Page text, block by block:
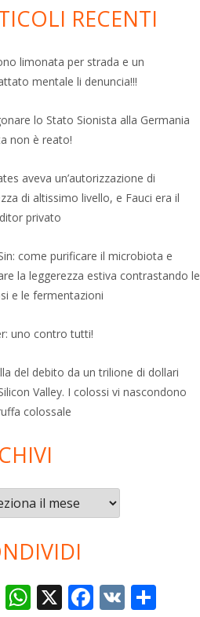
RECENTI
limonata per strada e un
mentale li denuncia!!!
lo Stato Sionista alla Germania
non è reato!
aveva un’autorizzazione di
di altissimo livello, e Fauci era il
privato
come purificare il microbiota e
la leggerezza estiva contrastando le
e le fermentazioni
uno contro tutti!
del debito da un trilione di dollari
Valley. I colossi vi nascondono
colossale
T W X F V